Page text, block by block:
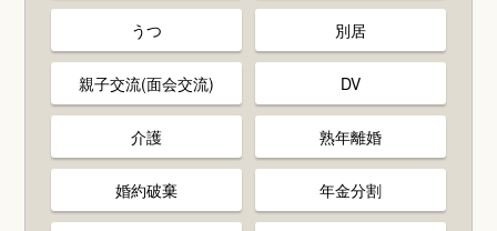
うつ 別居
親子交流(面会交流) DV
介護 熟年離婚
婚約破棄 年金分割